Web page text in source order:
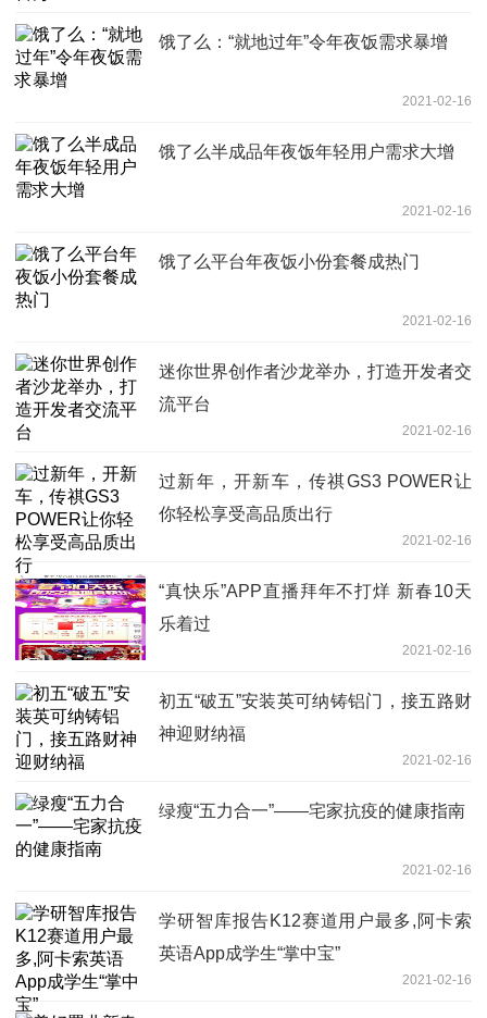
饿了么：“就地过年”令年夜饭需求暴增
2021-02-16
饿了么半成品年夜饭年轻用户需求大增
2021-02-16
饿了么平台年夜饭小份套餐成热门
2021-02-16
迷你世界创作者沙龙举办，打造开发者交
流平台
2021-02-16
过新年，开新车，传祺GS3 POWER让
你轻松享受高品质出行
2021-02-16
“真快乐”APP直播拜年不打烊 新春10天
乐着过
2021-02-16
初五“破五”安装英可纳铸铝门，接五路财
神迎财纳福
2021-02-16
绿瘦“五力合一”——宅家抗疫的健康指南
2021-02-16
学研智库报告K12赛道用户最多,阿卡索
英语App成学生“掌中宝”
2021-02-16